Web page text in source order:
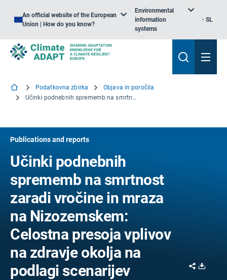
An official website of the European
Union | How do you know?
Environmental
information
systems
SL
Podatkovna zbirka
Objava in poročila
Učinki podnebnih sprememb na smrtnost zaradi vročine in mraza na Nizozemskem: Celostna presoja vplivov na zdravje okolja na podlagi scenarijev
Publications and reports
Učinki podnebnih
sprememb na smrtnost
zaradi vročine in mraza
na Nizozemskem:
Celostna presoja vplivov
na zdravje okolja na
podlagi scenarijev
Share